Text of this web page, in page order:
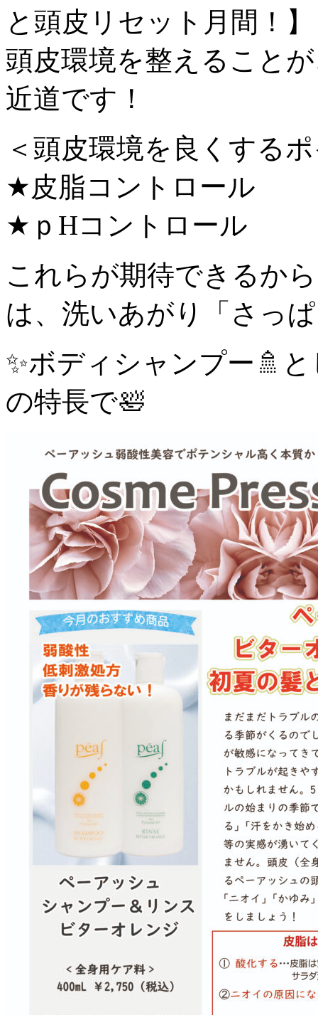
と頭皮リセット月間！】
頭皮環境を整えること
近道です！
＜頭皮環境を良くする
★皮脂コントロール
★ｐHコントロール
これらが期待できるか
は、洗いあがり「さっ
✨ボディシャンプー🚿
の特長で🛀